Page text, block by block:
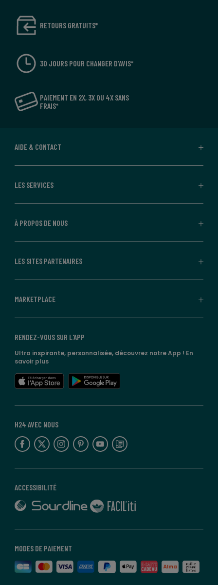
RETOURS GRATUITS*
30 JOURS POUR CHANGER D'AVIS*
PAIEMENT EN 2X, 3X OU 4X SANS
FRAIS*
AIDE & CONTACT
LES SERVICES
À PROPOS DE NOUS
LES SITES PARTENAIRES
MARKETPLACE
MODES DE PAIEMENT
ACCESSIBILITÉ
lien vers Sourdline
lien vers Faciliti
H24 AVEC NOUS
lien vers l'espace réseaux sociaux lien vers l'espace réseaux sociaux lien vers l'espace réseaux sociaux lien vers l'espace réseaux sociaux lien vers l'espace réseaux sociaux lien vers le blog la redoute
RENDEZ-VOUS SUR L'APP
Ultra inspirante, personnalisée, découvrez notre App ! En
savoir plus
lien vers l'app store
lien vers google play